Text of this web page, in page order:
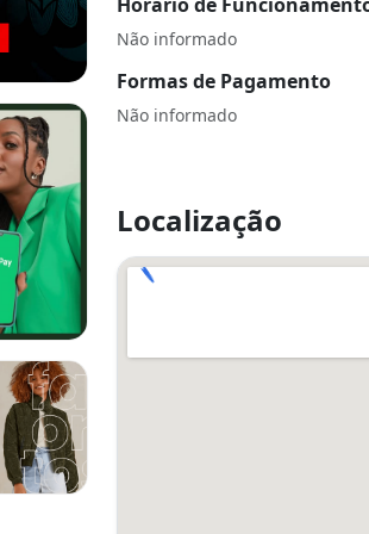
Não informado
Formas de Pagamento
Não informado
Localização